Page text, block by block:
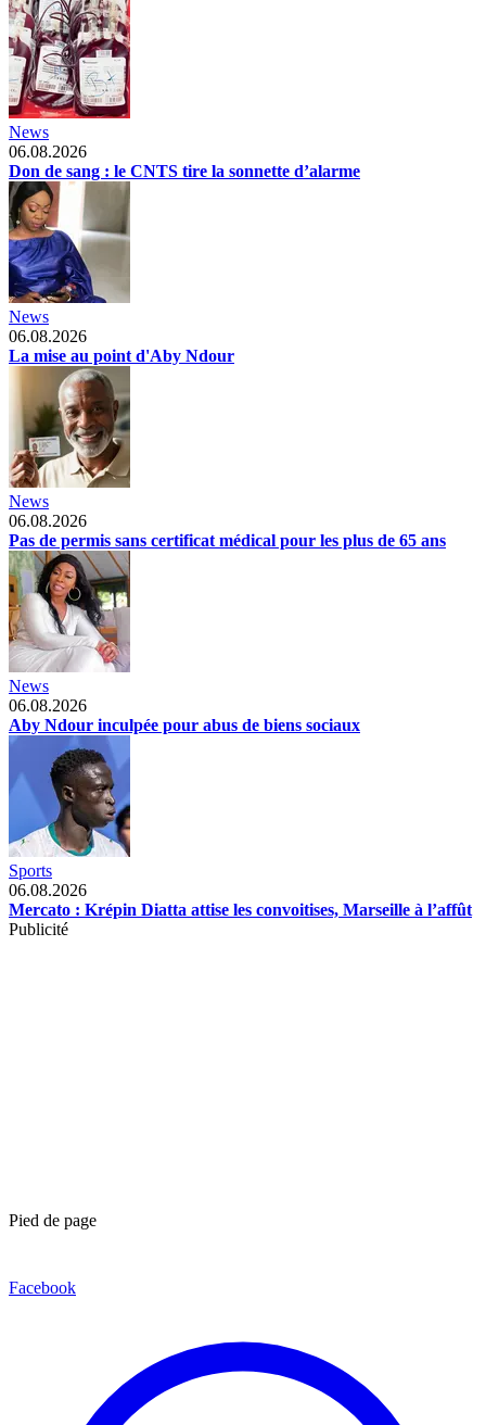
News
06.08.2026
Don de sang : le CNTS tire la sonnette d’alarme
News
06.08.2026
La mise au point d'Aby Ndour
News
06.08.2026
Pas de permis sans certificat médical pour les plus de 65 ans
News
06.08.2026
Aby Ndour inculpée pour abus de biens sociaux
Sports
06.08.2026
Mercato : Krépin Diatta attise les convoitises, Marseille à l’affût
Publicité
Pied de page
Facebook